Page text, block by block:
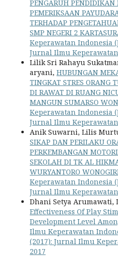
PENGARUH PENDIDIKAN
PEMERIKSAAN
TERHADAP
SMP NEGERI 2
Keperawatan Indonesia
Jurnal Ilmu
Lilik Sri Rahayu
aryani, HUBUNGAN
TINGKAT STRES ORANG
DI RAWAT DI RUANG
MANGUN SUMARSO
Keperawatan Indonesia
Jurnal Ilmu
Anik Suwarni, Lilis
SIKAP DAN PERILAKU
PERKEMBANGAN
SEKOLAH DI TK AL
WURYANTORO
Keperawatan Indonesia
Jurnal Ilmu Keperawatan
Dhani Setya
Effectiveness Of Play
Development Level
Ilmu Keperawatan
(2017): Jurnal Ilmu
2017